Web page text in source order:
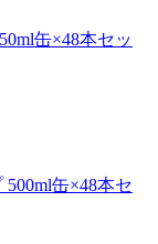
缶×48本セッ